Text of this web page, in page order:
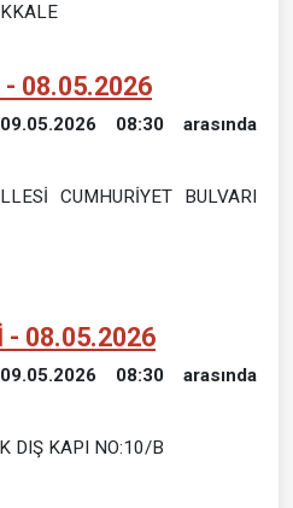
- 08.05.2026
08:30 arasında
CUMHURİYET BULVARI
- 08.05.2026
08:30 arasında
DIŞ KAPI NO:10/B